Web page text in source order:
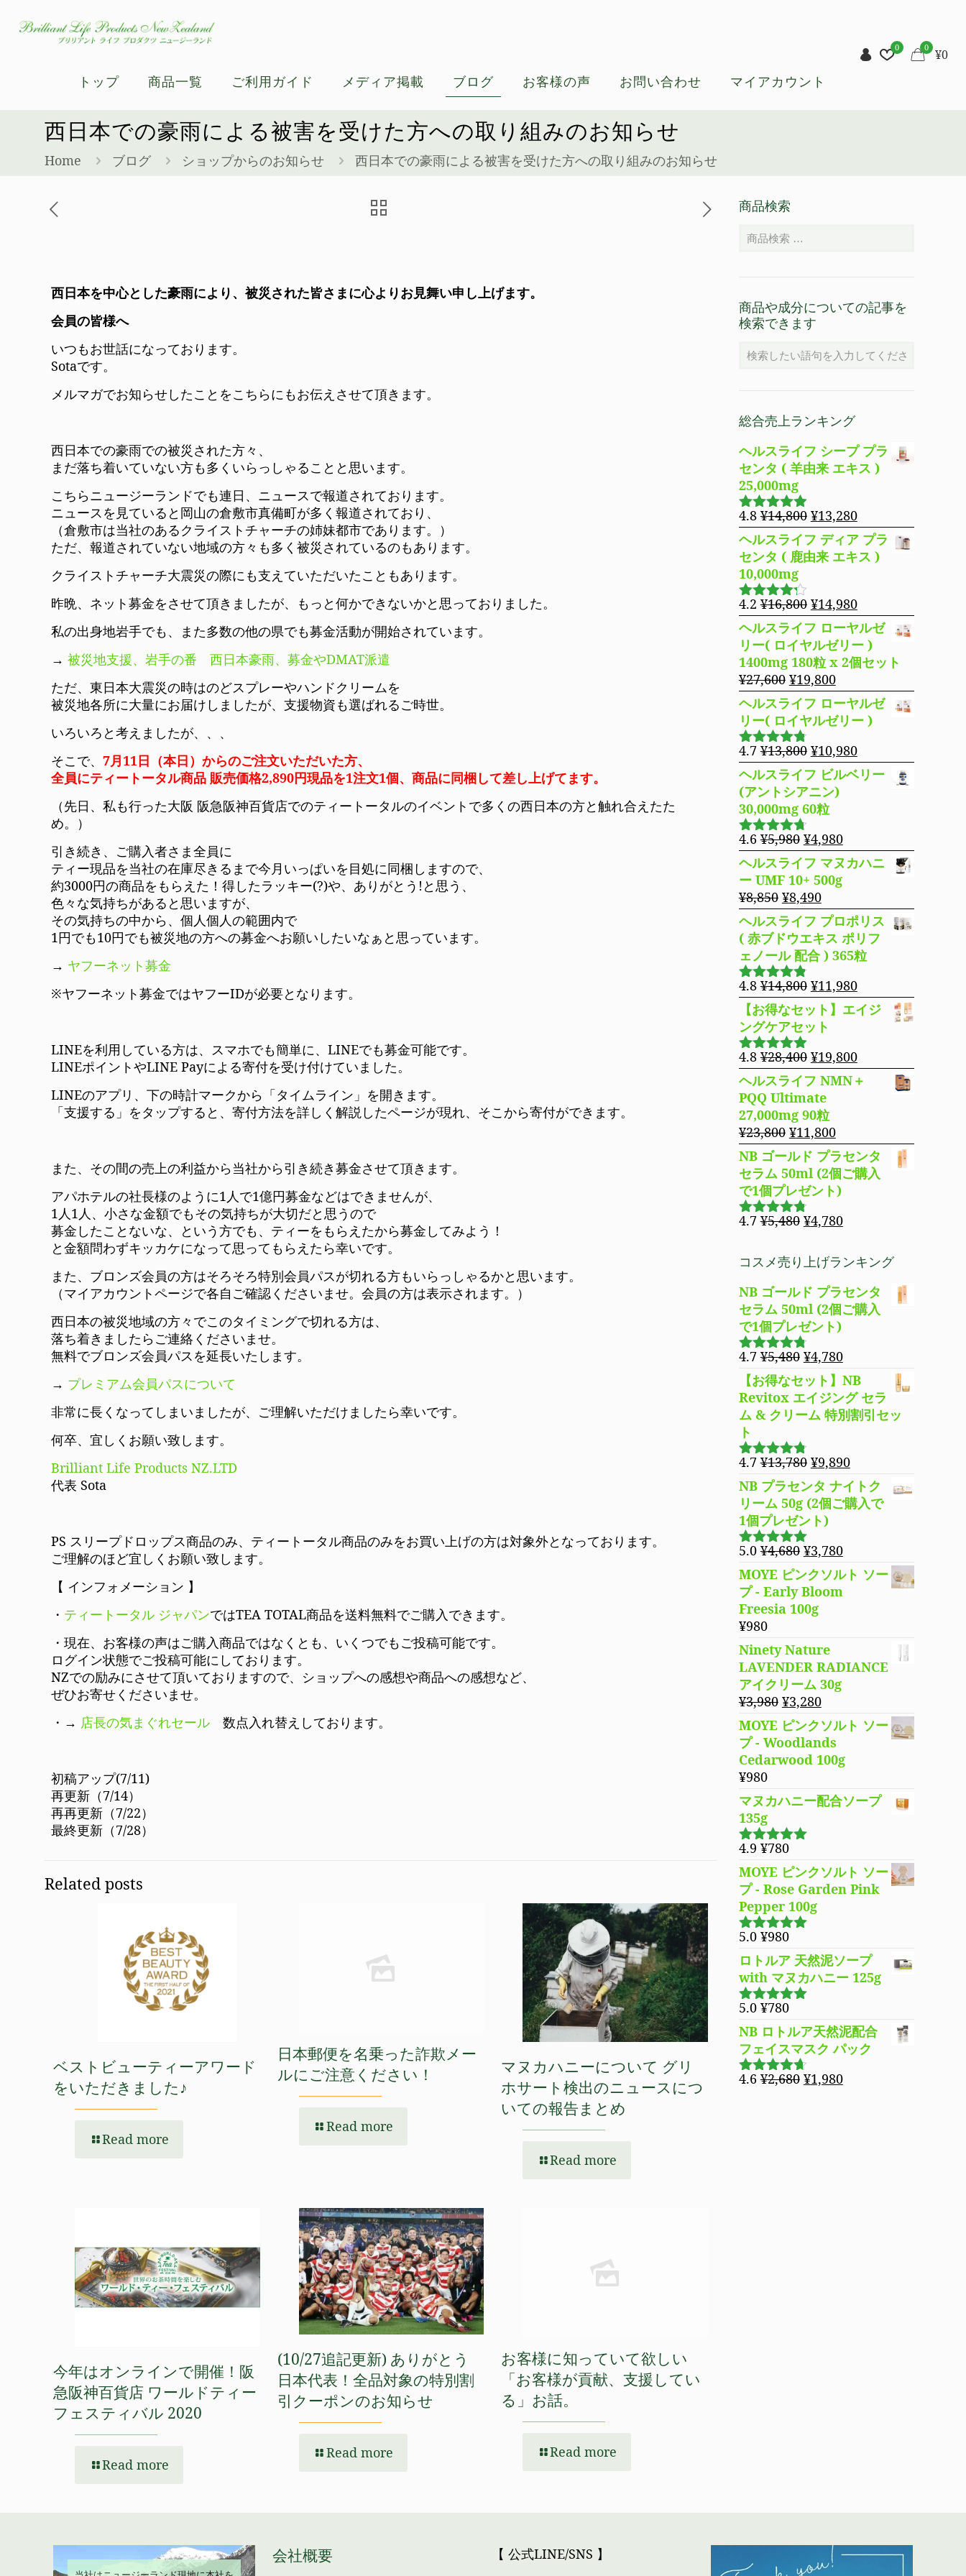
トップ 商品一覧 ご利用ガイド メディア掲載 ブログ お客様の声 お問い合わせ マイアカウント
0 0 ¥0
西日本での豪雨による被害を受けた方への取り組みのお知らせ
Home ブログ ショップからのお知らせ 西日本での豪雨による被害を受けた方への取り組みのお知らせ
西日本を中心とした豪雨により、被災された皆さまに心よりお見舞い申し上げます。
会員の皆様へ
いつもお世話になっております。
Sotaです。
メルマガでお知らせしたことをこちらにもお伝えさせて頂きます。
西日本での豪雨での被災された方々、
まだ落ち着いていない方も多くいらっしゃることと思います。
こちらニュージーランドでも連日、ニュースで報道されております。
ニュースを見ていると岡山の倉敷市真備町が多く報道されており、
（倉敷市は当社のあるクライストチャーチの姉妹都市であります。）
ただ、報道されていない地域の方々も多く被災されているのもあります。
クライストチャーチ大震災の際にも支えていただいたこともあります。
昨晩、ネット募金をさせて頂きましたが、もっと何かできないかと思っておりました。
私の出身地岩手でも、また多数の他の県でも募金活動が開始されています。
→被災地支援、岩手の番 西日本豪雨、募金やDMAT派遣
ただ、東日本大震災の時はのどスプレーやハンドクリームを
被災地各所に大量にお届けしましたが、支援物資も選ばれるご時世。
いろいろと考えましたが、、、
そこで、7月11日（本日）からのご注文いただいた方、
全員にティートータル商品 販売価格2,890円現品を1注文1個、商品に同梱して差し上げてます。
（先日、私も行った大阪 阪急阪神百貨店でのティートータルのイベントで多くの西日本の方と触れ合えたた
め。）
引き続き、ご購入者さま全員に
ティー現品を当社の在庫尽きるまで今月いっぱいを目処に同梱しますので、
約3000円の商品をもらえた！得したラッキー(?)や、ありがとう!と思う、
色々な気持ちがあると思いますが、
その気持ちの中から、個人個人の範囲内で
1円でも10円でも被災地の方への募金へお願いしたいなぁと思っています。
→ ヤフーネット募金
※ヤフーネット募金ではヤフーIDが必要となります。
LINEを利用している方は、スマホでも簡単に、LINEでも募金可能です。
LINEポイントやLINE Payによる寄付を受け付けていました。
LINEのアプリ、下の時計マークから「タイムライン」を開きます。
「支援する」をタップすると、寄付方法を詳しく解説したページが現れ、そこから寄付ができます。
また、その間の売上の利益から当社から引き続き募金させて頂きます。
アパホテルの社長様のように1人で1億円募金などはできませんが、
1人1人、小さな金額でもその気持ちが大切だと思うので
募金したことないな、という方でも、ティーをもらえたから募金してみよう！
と金額問わずキッカケになって思ってもらえたら幸いです。
また、ブロンズ会員の方はそろそろ特別会員パスが切れる方もいらっしゃるかと思います。
（マイアカウントページで各自ご確認くださいませ。会員の方は表示されます。）
西日本の被災地域の方々でこのタイミングで切れる方は、
落ち着きましたらご連絡くださいませ。
無料でブロンズ会員パスを延長いたします。
→ プレミアム会員パスについて
非常に長くなってしまいましたが、ご理解いただけましたら幸いです。
何卒、宜しくお願い致します。
Brilliant Life Products NZ.LTD
代表 Sota
PS スリープドロップス商品のみ、ティートータル商品のみをお買い上げの方は対象外となっております。
ご理解のほど宜しくお願い致します。
【 インフォメーション 】
・ ティートータル ジャパンではTEA TOTAL商品を送料無料でご購入できます。
・現在、お客様の声はご購入商品ではなくとも、いくつでもご投稿可能です。
ログイン状態でご投稿可能にしております。
NZでの励みにさせて頂いておりますので、ショップへの感想や商品への感想など、
ぜひお寄せくださいませ。
・→ 店長の気まぐれセール 数点入れ替えしております。
初稿アップ(7/11)
再更新（7/14）
再再更新（7/22）
最終更新（7/28）
Related posts
ベストビューティーアワード
をいただきました♪
Read more
日本郵便を名乗った詐欺メー
ルにご注意ください！
Read more
マヌカハニーについて グリ
ホサート検出のニュースにつ
いての報告まとめ
Read more
今年はオンラインで開催！阪
急阪神百貨店 ワールドティー
フェスティバル 2020
Read more
(10/27追記更新) ありがとう
日本代表！全品対象の特別割
引クーポンのお知らせ
Read more
お客様に知っていて欲しい
「お客様が貢献、支援してい
る」お話。
Read more
商品検索
商品や成分についての記事を
検索できます
総合売上ランキング
ヘルスライフ シープ プラ
センタ ( 羊由来 エキス )
25,000mg
5段階で
4.83 の評
価
4.8 ¥14,800 元
の
価
格
¥14,800
で
し
た。
¥13,280現
在
の
価
は
¥13,280
で
す。
ヘルスライフ ディア プラ
センタ ( 鹿由来 エキス )
10,000mg
5段階で
4.19 の評
価
4.2 ¥16,800 元
の
価
格
は
¥16,800
で
し
¥14,980現
在
の
価
格
は
¥14,980
で
ヘルスライフ ローヤルゼ
リー( ロイヤルゼリー )
1400mg 180粒 x 2個セット
¥27,600 元
の
価
格
は
¥27,600
で
し
た。
¥19,800現
在
の
価
格
は
¥19,800
で
ヘルスライフ ローヤルゼ
リー( ロイヤルゼリー )
5段階で
4.69 の評
価
4.7 ¥13,800 元
の
価
格
は
¥13,800
で
し
た。
¥10,980現
在
の
¥10,980
で
ヘルスライフ ビルベリー
(アントシアニン)
30,000mg 60粒
5段階で
4.63 の評
価
4.6 ¥5,980 元
の
価
格
は
¥5,980
で
し
た。
¥4,980現
在
の
価
格
は
¥4,980
で
ヘルスライフ マヌカハニ
ー UMF 10+ 500g
¥8,850 元
の
価
格
は
¥8,850
で
し
た。
¥8,490現
在
の
価
格
は
¥8,490
で
す。
ヘルスライフ プロポリス
( 赤ブドウエキス ポリフ
ェノール 配合 ) 365粒
5段階で
4.76の評
価
4.8 ¥14,800 元
の
価
格
は
¥14,800
で
し
た。
¥11,980現
在
の
格
は
¥11,980
【お得なセット】エイジ
ングケアセット
5段階で
4.83 の評
価
4.8 ¥28,400 元
の
価
格
は
¥28,400
で
し
た。
¥19,800現
在
の
は
¥19,800
で
ヘルスライフ NMN＋
PQQ Ultimate
27,000mg 90粒
¥23,800 元
の
価
格
は
¥23,800
た。
¥11,800現
在
の
価
格
は
す。
NB ゴールド プラセンタ
セラム 50ml (2個ご購入
で1個プレゼント)
5段階で
4.7 ¥5,480 元
価
格
は
¥5,480
で
し
た。
¥4,780現
の
価
格
は
す。
コスメ売り上げランキング
NB ゴールド プラセンタ
セラム 50ml (2個ご購入
で1個プレゼント)
5段階で
4.69の評
価
4.7 ¥5,480 元
価
格
は
¥5,480
で
た。
¥4,780現
在
の
価
格
¥4,780
で
す。
【お得なセット】NB
Revitox エイジング セラ
ム & クリーム 特別割引セッ
ト
5段階で
4.70 の評
価
4.7 ¥13,780 元
の
価
格
は
¥13,780
で
し
た。
¥9,890現
在
の
価
¥9,890
で
NB プラセンタ ナイトク
リーム 50g (2個ご購入で
1個プレゼント)
5段階で
5.00の評価
5.0 ¥4,680 元
の
価
格
は
で
し
た。
¥3,780現
在
の
価
で
MOYE ピンクソルト ソー
プ - Early Bloom
Freesia 100g
¥980
Ninety Nature
LAVENDER RADIANCE
アイクリーム 30g
¥3,980 元
の
価
格
は
で
た。
¥3,280現
在
の
価
格
¥3,280
MOYE ピンクソルト ソー
プ - Woodlands
Cedarwood 100g
¥980
マヌカハニー配合ソープ
135g
5段階で
4.94の評価
4.9 ¥780
MOYE ピンクソルト ソー
プ - Rose Garden Pink
Pepper 100g
5段階で
5.00
の評価
5.0 ¥980
ロトルア 天然泥ソープ
with マヌカハニー 125g
5段階で
5.00 の評価
5.0 ¥780
NB ロトルア天然泥配合
フェイスマスク パック
5段階で
4.6 ¥2,680 元
¥1,980現
会社概要 【 公式LINE/SNS 】